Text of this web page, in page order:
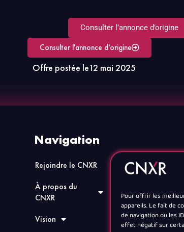
Pour offrir les
appareils. Le fait de
de navigation ou les
effet négatif sur
Consulter l’annonce d’origine
Consulter l'annonce d'origine
Offre postée le12 mai 2025
Navigation
Rejoindre le CNXR
À propos du
CNXR
Vision
Actualités
Jobs XR
Contact